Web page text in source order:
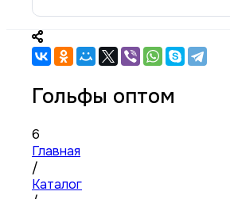
Гольфы оптом
6
Главная
/
Каталог